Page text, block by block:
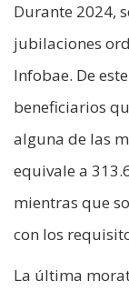
Durante 2024,
jubilaciones
Infobae. De
beneficiarios
alguna de las
equivale a
mientras que
con los
La última